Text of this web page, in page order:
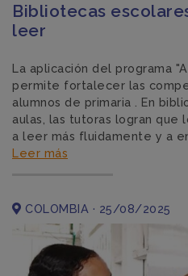
Bibliotecas
leer
La aplicación del programa
permite fortalecer las
alumnos de primaria . En
aulas, las tutoras logran que
a leer más fluidamente y a
Leer más
COLOMBIA · 25/08/2025